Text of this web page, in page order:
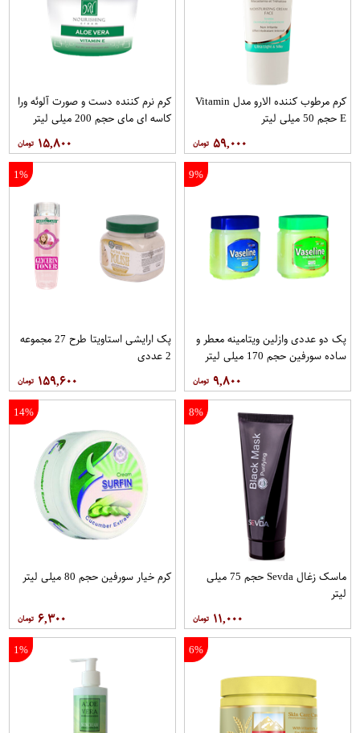
کرم مرطوب کننده الارو مدل Vitamin
E حجم 50 میلی لیتر
۵۹,۰۰۰
کرم نرم کننده دست و صورت آلوئه ورا
کاسه ای مای حجم 200 میلی لیتر
۱۵,۸۰۰
9%
پک دو عددی وازلین ویتامینه معطر و
ساده سورفین حجم 170 میلی لیتر
۹,۸۰۰
1%
پک ارایشی استاویتا طرح 27 مجموعه
2 عددی
۱۵۹,۶۰۰
8%
ماسک زغال Sevda حجم 75 میلی
لیتر
۱۱,۰۰۰
14%
کرم خیار سورفین حجم 80 میلی لیتر
۶,۳۰۰
6%
1%